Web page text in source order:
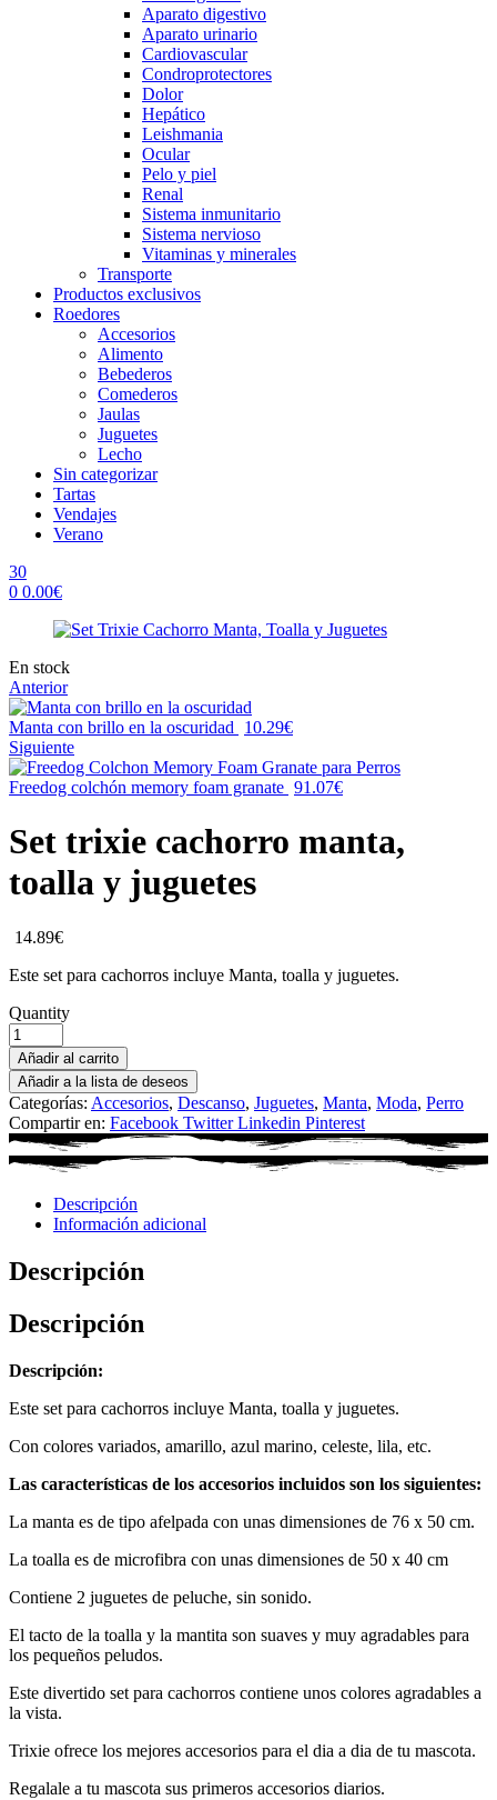
Aparato digestivo
Aparato urinario
Cardiovascular
Condroprotectores
Dolor
Hepático
Leishmania
Ocular
Pelo y piel
Renal
Sistema inmunitario
Sistema nervioso
Vitaminas y minerales
Transporte
Productos exclusivos
Roedores
Accesorios
Alimento
Bebederos
Comederos
Jaulas
Juguetes
Lecho
Sin categorizar
Tartas
Vendajes
Verano
30
0 0.00€
Availability:
En stock
Anterior
Manta con brillo en la oscuridad 10.29€
Siguiente
Freedog colchón memory foam granate 91.07€
Set trixie cachorro manta,
toalla y juguetes
14.89€
Este set para cachorros incluye Manta, toalla y juguetes.
Quantity
Añadir al carrito
Añadir a la lista de deseos
Categorías: Accesorios, Descanso, Juguetes, Manta, Moda, Perro
Compartir en: Facebook Twitter Linkedin Pinterest
Descripción
Información adicional
Descripción
Descripción
Descripción:
Este set para cachorros incluye Manta, toalla y juguetes.
Con colores variados, amarillo, azul marino, celeste, lila, etc.
Las características de los accesorios incluidos son los siguientes:
La manta es de tipo afelpada con unas dimensiones de 76 x 50 cm.
La toalla es de microfibra con unas dimensiones de 50 x 40 cm
Contiene 2 juguetes de peluche, sin sonido.
El tacto de la toalla y la mantita son suaves y muy agradables para
los pequeños peludos.
Este divertido set para cachorros contiene unos colores agradables a
la vista.
Trixie ofrece los mejores accesorios para el dia a dia de tu mascota.
Regalale a tu mascota sus primeros accesorios diarios.